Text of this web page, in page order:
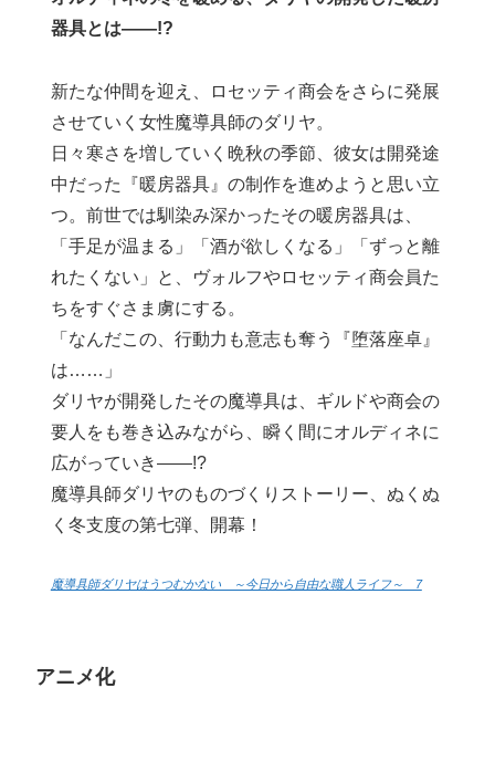
器具とは――!?
新たな仲間を迎え、ロセッティ商会をさらに発展
させていく女性魔導具師のダリヤ。
日々寒さを増していく晩秋の季節、彼女は開発途
中だった『暖房器具』の制作を進めようと思い立
つ。前世では馴染み深かったその暖房器具は、
「手足が温まる」「酒が欲しくなる」「ずっと離
れたくない」と、ヴォルフやロセッティ商会員た
ちをすぐさま虜にする。
「なんだこの、行動力も意志も奪う『堕落座卓』
は……」
ダリヤが開発したその魔導具は、ギルドや商会の
要人をも巻き込みながら、瞬く間にオルディネに
広がっていき――!?
魔導具師ダリヤのものづくりストーリー、ぬくぬ
く冬支度の第七弾、開幕！
魔導具師ダリヤはうつむかない ～今日から自由な職人ライフ～ 7
アニメ化